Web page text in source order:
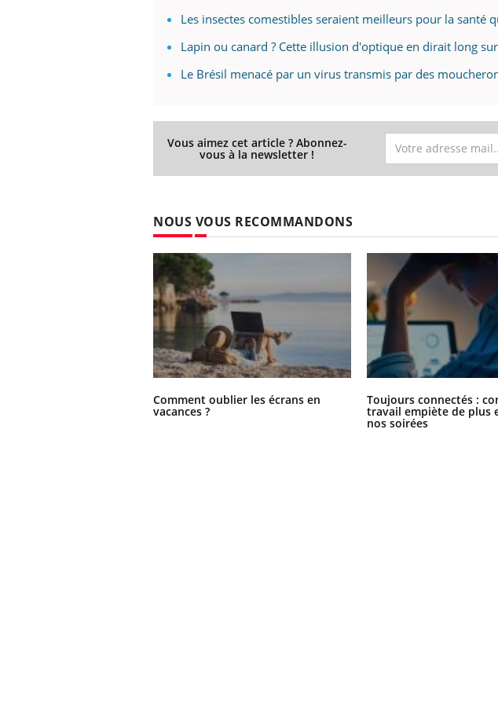
Les insectes comestibles seraient meilleurs pour la santé
Lapin ou canard ? Cette illusion d'optique en dirait long
Le Brésil menacé par un virus transmis par des
Vous aimez cet article ? Abonnez-
vous à la newsletter !
NOUS VOUS RECOMMANDONS
Comment oublier les écrans en
vacances ?
Toujours connectés :
travail empiète de plus
nos soirées